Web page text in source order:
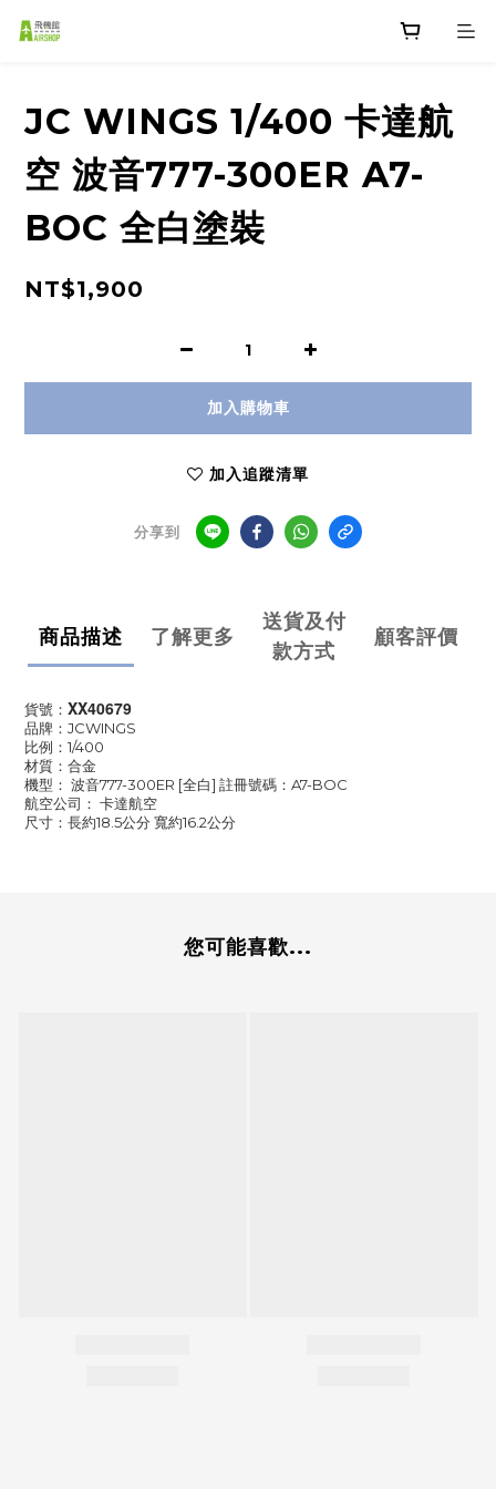
JC WINGS 1/400 卡達航
空 波音777-300ER A7-
BOC 全白塗裝
NT$1,900
加入購物車
加入追蹤清單
分享到
商品描述 了解更多
送貨及付
款方式
顧客評價
貨號： XX40679
品牌：JCWINGS
比例：1/400
材質：合金
機型： 波音777-300ER [全白] 註冊號碼：A7-BOC
航空公司： 卡達航空
尺寸：長約18.5公分 寬約16.2公分
您可能喜歡...